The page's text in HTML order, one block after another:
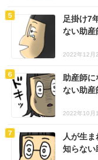
足掛け7
ない助産
2022年12月
助産師
ない助産
2022年10月
人が生
知らない